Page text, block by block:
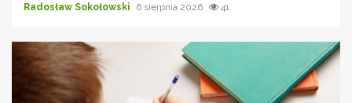
Radosław Sokołowski 6 sierpnia 2026 41